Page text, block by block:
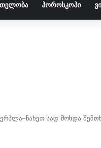
ჰოროსკოპი
სად მოხდა